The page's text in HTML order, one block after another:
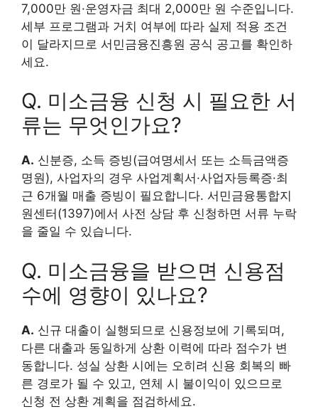
7,000만 원·운영자금 최대 2,000만 원 수준입니다.
세부 프로그램과 거치 여부에 따라 실제 적용 조건
이 달라지므로 서민금융진흥원 공식 공고를 확인하
세요.
Q. 미소금융 신청 시 필요한 서
류는 무엇인가요?
A. 신분증, 소득 증빙(급여명세서 또는 소득금액증
명원), 사업자의 경우 사업계획서·사업자등록증·최
근 6개월 매출 증빙이 필요합니다. 서민금융통합지
원센터(1397)에서 사전 상담 후 신청하면 서류 누락
을 줄일 수 있습니다.
Q. 미소금융을 받으면 신용점
수에 영향이 있나요?
A. 신규 대출이 실행되므로 신용정보에 기록되며,
다른 대출과 동일하게 상환 이력에 따라 점수가 변
동합니다. 성실 상환 시에는 오히려 신용 회복의 빠
른 경로가 될 수 있고, 연체 시 불이익이 있으므로
신청 전 상환 계획을 점검하세요.